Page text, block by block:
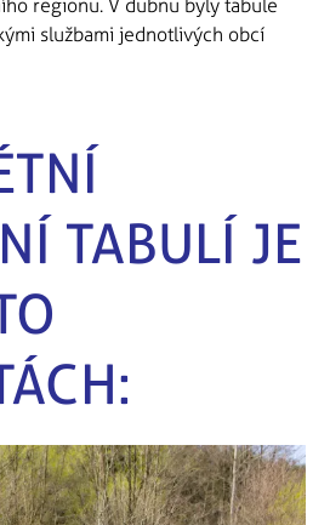
regionu. V dubnu byly tabule
službami jednotlivých obcí
TABULÍ JE